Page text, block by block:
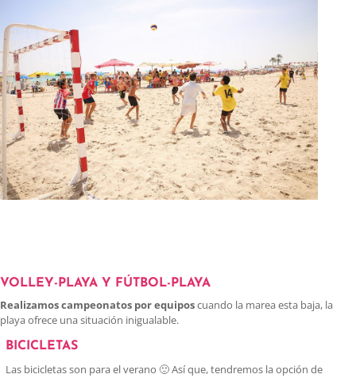
VOLLEY-PLAYA Y FÚTBOL-PLAYA
Realizamos campeonatos por equiposcuando la marea esta baja, la
playa ofrece una situación inigualable.
BICICLETAS
Las bicicletas son para el verano 🙂 Así que, tendremos la opción de